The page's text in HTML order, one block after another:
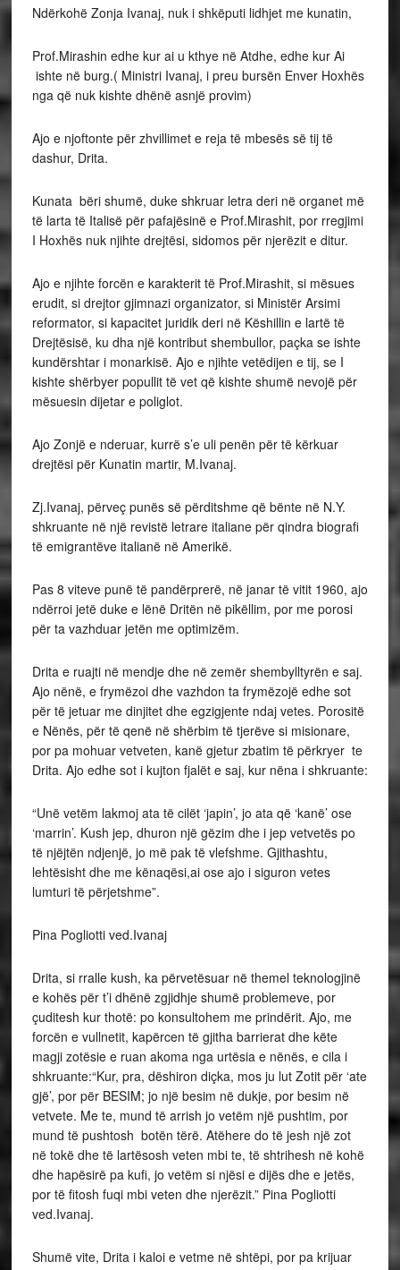
Ndërkohë Zonja Ivanaj, nuk i shkëputi lidhjet me kunatin,
Prof.Mirashin edhe kur ai u kthye në Atdhe, edhe kur Ai
ishte në burg.( Ministri Ivanaj, i preu bursën Enver Hoxhës
nga që nuk kishte dhënë asnjë provim)
Ajo e njoftonte për zhvillimet e reja të mbesës së tij të
dashur, Drita.
Kunata bëri shumë, duke shkruar letra deri në organet më
të larta të Italisë për pafajësinë e Prof.Mirashit, por rregjimi
I Hoxhës nuk njihte drejtësi, sidomos për njerëzit e ditur.
Ajo e njihte forcën e karakterit të Prof.Mirashit, si mësues
erudit, si drejtor gjimnazi organizator, si Ministër Arsimi
reformator, si kapacitet juridik deri në Këshillin e lartë të
Drejtësisë, ku dha një kontribut shembullor, paçka se ishte
kundërshtar i monarkisë. Ajo e njihte vetëdijen e tij, se I
kishte shërbyer popullit të vet që kishte shumë nevojë për
mësuesin dijetar e poliglot.
Ajo Zonjë e nderuar, kurrë s’e uli penën për të kërkuar
drejtësi për Kunatin martir, M.Ivanaj.
Zj.Ivanaj, përveç punës së përditshme që bënte në N.Y.
shkruante në një revistë letrare italiane për qindra biografi
të emigrantëve italianë në Amerikë.
Pas 8 viteve punë të pandërprerë, në janar të vitit 1960, ajo
ndërroi jetë duke e lënë Dritën në pikëllim, por me porosi
për ta vazhduar jetën me optimizëm.
Drita e ruajti në mendje dhe në zemër shembylltyrën e saj.
Ajo nënë, e frymëzoi dhe vazhdon ta frymëzojë edhe sot
për të jetuar me dinjitet dhe egzigjente ndaj vetes. Porositë
e Nënës, për të qenë në shërbim të tjerëve si misionare,
por pa mohuar vetveten, kanë gjetur zbatim të përkryer te
Drita. Ajo edhe sot i kujton fjalët e saj, kur nëna i shkruante:
“Unë vetëm lakmoj ata të cilët ‘japin’, jo ata që ‘kanë’ ose
‘marrin’. Kush jep, dhuron një gëzim dhe i jep vetvetës po
të njëjtën ndjenjë, jo më pak të vlefshme. Gjithashtu,
lehtësisht dhe me kënaqësi,ai ose ajo i siguron vetes
lumturi të përjetshme”.
Pina Pogliotti ved.Ivanaj
Drita, si rralle kush, ka përvetësuar në themel teknologjinë
e kohës për t’i dhënë zgjidhje shumë problemeve, por
çuditesh kur thotë: po konsultohem me prindërit. Ajo, me
forcën e vullnetit, kapërcen të gjitha barrierat dhe këte
magji zotësie e ruan akoma nga urtësia e nënës, e cila i
shkruante:“Kur, pra, dëshiron diçka, mos ju lut Zotit për ‘ate
gjë’, por për BESIM; jo një besim në dukje, por besim në
vetvete. Me te, mund të arrish jo vetëm një pushtim, por
mund të pushtosh botën tërë. Atëhere do të jesh një zot
në tokë dhe të lartësosh veten mbi te, të shtrihesh në kohë
dhe hapësirë pa kufi, jo vetëm si njësi e dijës dhe e jetës,
por të fitosh fuqi mbi veten dhe njerëzit.” Pina Pogliotti
ved.Ivanaj.
Shumë vite, Drita i kaloi e vetme në shtëpi, por pa krijuar